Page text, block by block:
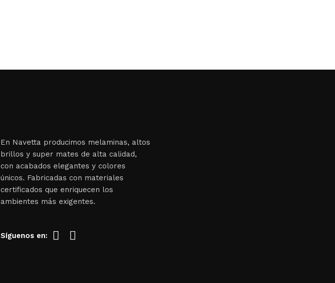
En Navetta producimos melaminas, altos
brillos y super mates de alta calidad,
con acabados elegantes y colores
únicos. Fabricadas con materiales
certificados que enriquecen los
ambientes más exigentes.
Síguenos en: